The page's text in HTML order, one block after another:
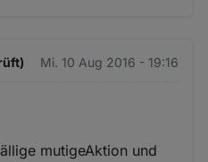
Mi. 10 Aug 2016 - 19:16
mutigeAktion und